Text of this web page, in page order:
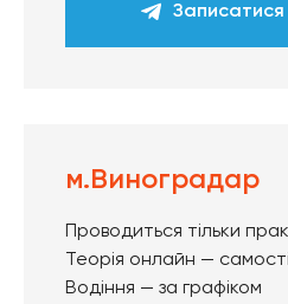
м.Виноградар
Проводиться тільки
Теорія онлайн —
Водіння — за графіком